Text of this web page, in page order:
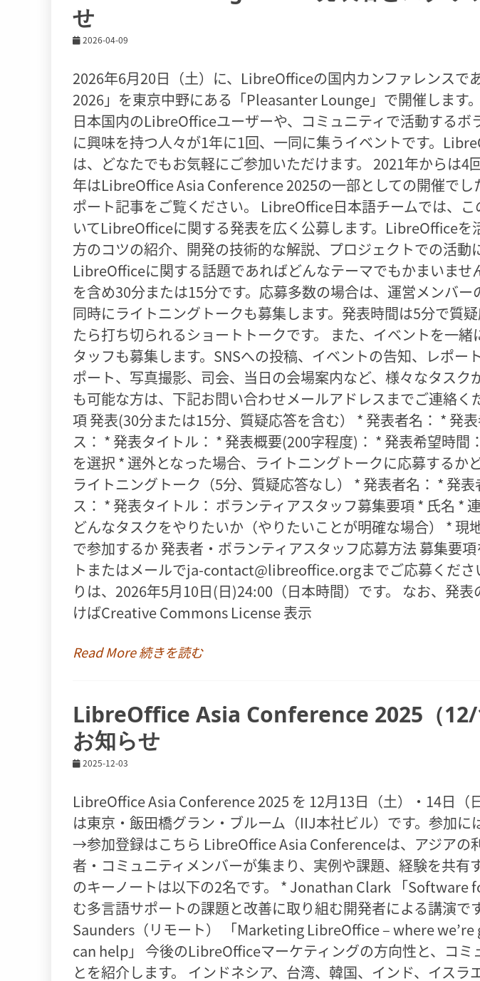
せ
2026-04-09
2026年6月20日（土）に、LibreOfficeの国内カンファレンスで
2026」を東京中野にある「Pleasanter Lounge」で開催します
日本国内のLibreOfficeユーザーや、コミュニティで活動するボ
に興味を持つ人々が1年に1回、一同に集うイベントです。
は、どなたでもお気軽にご参加いただけます。 2021年からは4
年はLibreOffice Asia Conference 2025の一部としての開催でし
ポート記事をご覧ください。 LibreOffice日本語チームでは、
いてLibreOfficeに関する発表を広く公募します。LibreOfficeを
方のコツの紹介、開発の技術的な解説、プロジェクトでの活動
LibreOfficeに関する話題であればどんなテーマでもかまいませ
を含め30分または15分です。応募多数の場合は、運営メンバー
同時にライトニングトークも募集します。発表時間は5分で質
たら打ち切られるショートトークです。 また、イベントを一緒
タッフも募集します。SNSへの投稿、イベントの告知、レポー
ポート、写真撮影、司会、当日の会場案内など、様々なタスク
も可能な方は、下記お問い合わせメールアドレスまでご連絡く
項 発表(30分または15分、質疑応答を含む） * 発表者名： * 発
ス： * 発表タイトル： * 発表概要(200字程度)： * 発表希望時間
を選択 * 選外となった場合、ライトニングトークに応募するか
ライトニングトーク（5分、質疑応答なし） * 発表者名： * 発
ス： * 発表タイトル： ボランティアスタッフ募集要項 * 氏名 *
どんなタスクをやりたいか（やりたいことが明確な場合） * 現
で参加するか 発表者・ボランティアスタッフ応募方法 募集要
トまたはメールでja-contact@libreoffice.orgまでご応募くださ
りは、2026年5月10日(日)24:00（日本時間）です。 なお、発
けばCreative Commons License 表示
Read More 続きを読む
LibreOffice Asia Conference 2025（12/
お知らせ
2025-12-03
LibreOffice Asia Conference 2025 を 12月13日（土）・14日（
は東京・飯田橋グラン・ブルーム（IIJ本社ビル）です。参加に
→参加登録はこちら LibreOffice Asia Conferenceは、アジアの
者・コミュニティメンバーが集まり、実例や課題、経験を共有
のキーノートは以下の2名です。 * Jonathan Clark 「Software
む多言語サポートの課題と改善に取り組む開発者による講演で
Saunders（リモート） 「Marketing LibreOffice – where
can help」 今後のLibreOfficeマーケティングの方向性と、コミ
とを紹介します。 インドネシア、台湾、韓国、インド、イスラ